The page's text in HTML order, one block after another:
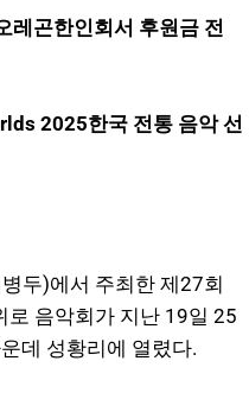
레곤한인회서 후원금 전
2025한국 전통 음악 선
두)에서 주최한 제27회
로 음악회가 지난 19일 25
데 성황리에 열렸다.